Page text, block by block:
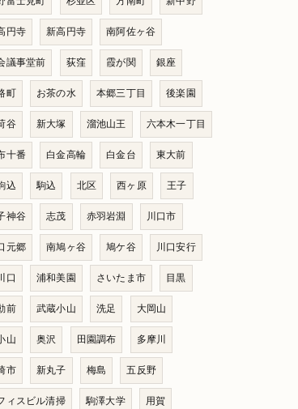
円寺 新高円寺 南阿佐ヶ谷
議事堂前 荻窪 霞が関 銀座
町 お茶の水 本郷三丁目 後楽園
谷 新大塚 溜池山王 六本木一丁目
十番 白金高輪 白金台 東大前
込 駒込 北区 西ヶ原 王子
神谷 志茂 赤羽岩淵 川口市
元郷 南鳩ヶ谷 鳩ケ谷 川口安行
口 浦和美園 さいたま市 目黒
前 武蔵小山 洗足 大岡山
山 奥沢 田園調布 多摩川
市 新丸子 梅島 五反野
ィスビル清掃 駒澤大学 用賀